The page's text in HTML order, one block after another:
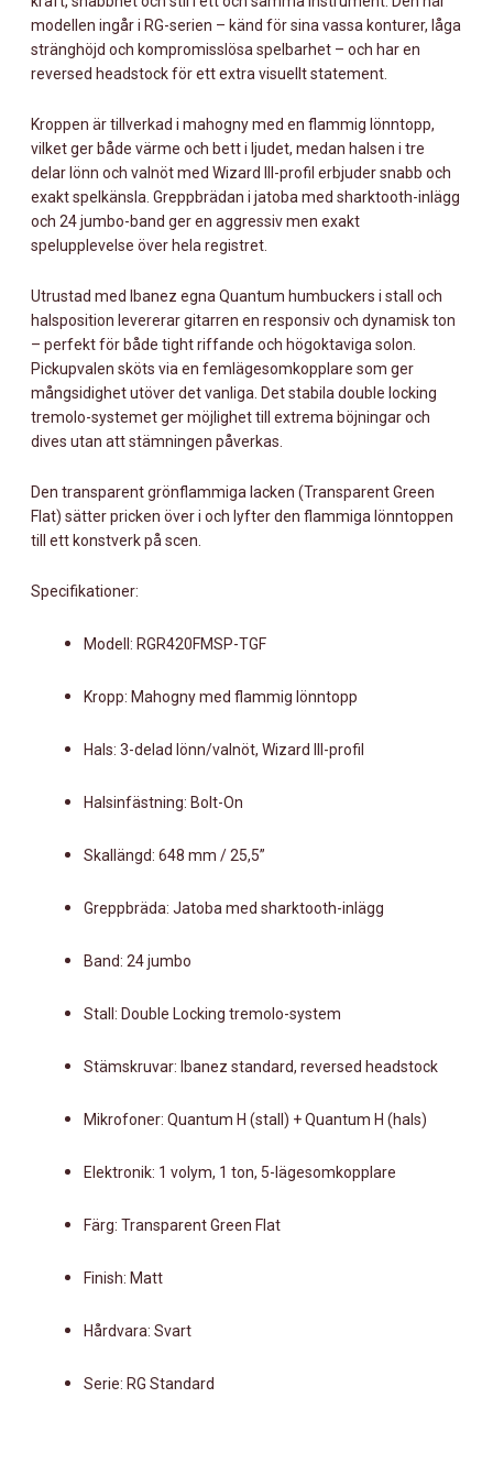
modellen ingår i RG-serien – känd för sina vassa konturer, låga
stränghöjd och kompromisslösa spelbarhet – och har en
reversed headstock för ett extra visuellt statement.
Kroppen är tillverkad i mahogny med en flammig lönntopp,
vilket ger både värme och bett i ljudet, medan halsen i tre
delar lönn och valnöt med Wizard III-profil erbjuder snabb och
exakt spelkänsla. Greppbrädan i jatoba med sharktooth-inlägg
och 24 jumbo-band ger en aggressiv men exakt
spelupplevelse över hela registret.
Utrustad med Ibanez egna Quantum humbuckers i stall och
halsposition levererar gitarren en responsiv och dynamisk ton
– perfekt för både tight riffande och högoktaviga solon.
Pickupvalen sköts via en femlägesomkopplare som ger
mångsidighet utöver det vanliga. Det stabila double locking
tremolo-systemet ger möjlighet till extrema böjningar och
dives utan att stämningen påverkas.
Den transparent grönflammiga lacken (Transparent Green
Flat) sätter pricken över i och lyfter den flammiga lönntoppen
till ett konstverk på scen.
Specifikationer:
Modell: RGR420FMSP-TGF
Kropp: Mahogny med flammig lönntopp
Hals: 3-delad lönn/valnöt, Wizard III-profil
Halsinfästning: Bolt-On
Skallängd: 648 mm / 25,5”
Greppbräda: Jatoba med sharktooth-inlägg
Band: 24 jumbo
Stall: Double Locking tremolo-system
Stämskruvar: Ibanez standard, reversed headstock
Mikrofoner: Quantum H (stall) + Quantum H (hals)
Elektronik: 1 volym, 1 ton, 5-lägesomkopplare
Färg: Transparent Green Flat
Finish: Matt
Hårdvara: Svart
Serie: RG Standard